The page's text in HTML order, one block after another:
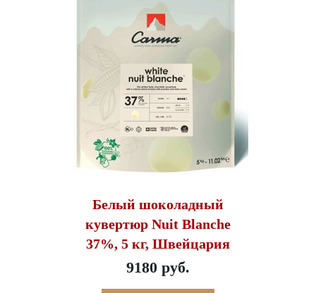
Белый шоколадный
кувертюр Nuit Blanche
37%, 5 кг, Швейцария
9180 руб.